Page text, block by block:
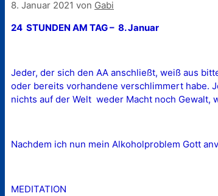
8. Januar 2021 von Gabi
24 STUNDEN AM TAG – 8. Januar
Jeder, der sich den AA anschließt, weiß aus
oder bereits vorhandene verschlimmert habe.
nichts auf der Welt  weder Macht noch
Nachdem ich nun mein Alkoholproblem Gott
MEDITATION